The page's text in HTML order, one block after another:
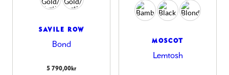
SAVILE ROW
Bond
5 790,00kr
MOSCOT
Lemtosh